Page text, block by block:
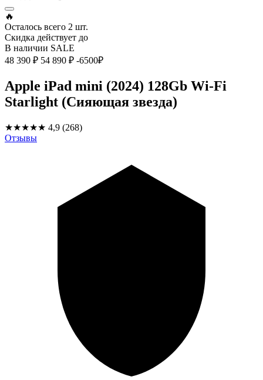
🔥
Осталось всего 2 шт.
Скидка действует до
В наличии SALE
48 390 ₽ 54 890 ₽ -6500₽
Apple iPad mini (2024) 128Gb Wi-Fi
Starlight (Сияющая звезда)
★★★★★ 4,9 (268)
Отзывы